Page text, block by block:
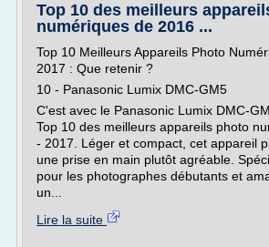
Top 10 des meilleurs
numériques de 2016 ...
Top 10 Meilleurs Appareils Photo
2017 : Que retenir ?
10 - Panasonic Lumix DMC-GM5
C'est avec le Panasonic Lumix DMC-
Top 10 des meilleurs appareils photo
- 2017. Léger et compact, cet appareil
une prise en main plutôt agréable.
pour les photographes débutants et
un...
Lire la suite